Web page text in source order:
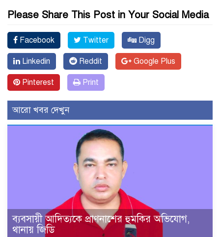
Please Share This Post in Your Social Media
Facebook Twitter Digg
Linkedin Reddit Google Plus
Pinterest Print
আরো খবর দেখুন
ব্যবসায়ী আদিত্যকে প্রাণনাশের হুমকির অভিযোগ,
থানায় জিডি